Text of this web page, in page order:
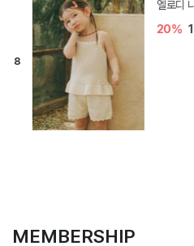
엘로디
20%
MEMBERSHIP